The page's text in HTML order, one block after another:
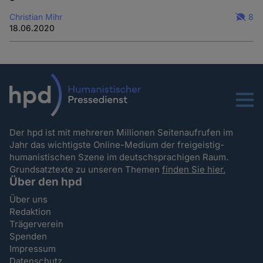
Christian Mihr
18.06.2020
8
Menu
Der hpd ist mit mehreren Millionen Seitenaufrufen im
Jahr das wichtigste Online-Medium der freigeistig-
humanistischen Szene im deutschsprachigen Raum.
Grundsatztexte zu unseren Themenfinden Sie hier.
Über den hpd
Über uns
Redaktion
Trägerverein
Spenden
Impressum